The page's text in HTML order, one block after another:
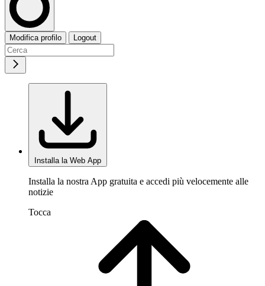
Modifica profilo Logout
Installa la Web App
Installa la nostra App gratuita e accedi più velocemente alle
notizie
Tocca